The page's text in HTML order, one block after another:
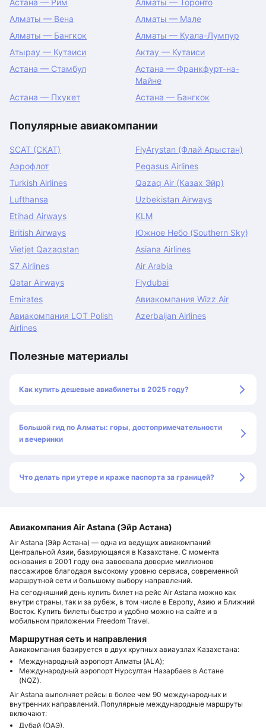
Астана — Рим
Алматы — Торонто
Алматы — Вена
Алматы — Мале
Алматы — Бангкок
Алматы — Куала-Лумпур
Атырау — Кутаиси
Актау — Кутаиси
Астана — Стамбул
Астана — Франкфурт-на-
Майне
Астана — Пхукет
Астана — Бангкок
Популярные авиакомпании
SCAT (СКАТ)
FlyArystan (Флай Арыстан)
Аэрофлот
Pegasus Airlines
Turkish Airlines
Qazaq Air (Казах Эйр)
Lufthansa
Uzbekistan Airways
Etihad Airways
KLM
British Airways
Южное Небо (Southern Sky)
Vietjet Qazaqstan
Asiana Airlines
S7 Airlines
Air Arabia
Qatar Airways
Flydubai
Emirates
Авиакомпания Wizz Air
Авиакомпания LOT Polish
Airlines
Azerbaijan Airlines
Полезные материалы
Как купить дешевые авиабилеты в 2025 году?
Большой гид по Алматы: горы, достопримечательности
и вечеринки
Что делать при утере и краже паспорта за границей?
Авиакомпания Air Astana (Эйр Астана)
Air Astana (Эйр Астана) — одна из ведущих авиакомпаний
Центральной Азии, базирующаяся в Казахстане. С момента
основания в 2001 году она завоевала доверие миллионов
пассажиров благодаря высокому уровню сервиса, современной
маршрутной сети и большому выбору направлений.
На сегодняшний день купить билет на рейс Air Astana можно как
внутри страны, так и за рубеж, в том числе в Европу, Азию и Ближний
Восток. Купить билеты быстро и удобно можно на сайте и в
мобильном приложении Freedom Travel.
Маршрутная сеть и направления
Авиакомпания базируется в двух крупных авиаузлах Казахстана:
Международный аэропорт Алматы (ALA);
Международный аэропорт Нурсултан Назарбаев в Астане
(NQZ).
Air Astana выполняет рейсы в более чем 90 международных и
внутренних направлений. Популярные международные маршруты
включают:
Дубай (ОАЭ),